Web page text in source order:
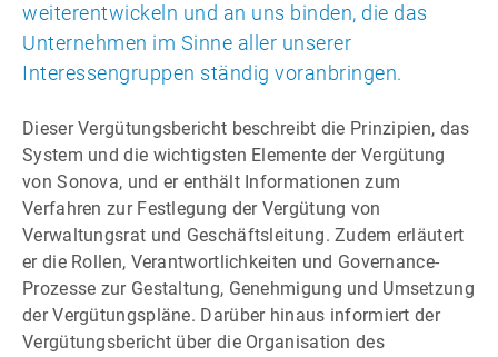
weiterentwickeln und an uns binden, die das
Unternehmen im Sinne aller unserer
Interessengruppen ständig voranbringen.
Dieser Vergütungsbericht beschreibt die Prinzipien, das
System und die wichtigsten Elemente der Vergütung
von Sonova, und er enthält Informationen zum
Verfahren zur Festlegung der Vergütung von
Verwaltungsrat und Geschäftsleitung. Zudem erläutert
er die Rollen, Verantwortlichkeiten und Governance-
Prozesse zur Gestaltung, Genehmigung und Umsetzung
der Vergütungspläne. Darüber hinaus informiert der
Vergütungsbericht über die Organisation des